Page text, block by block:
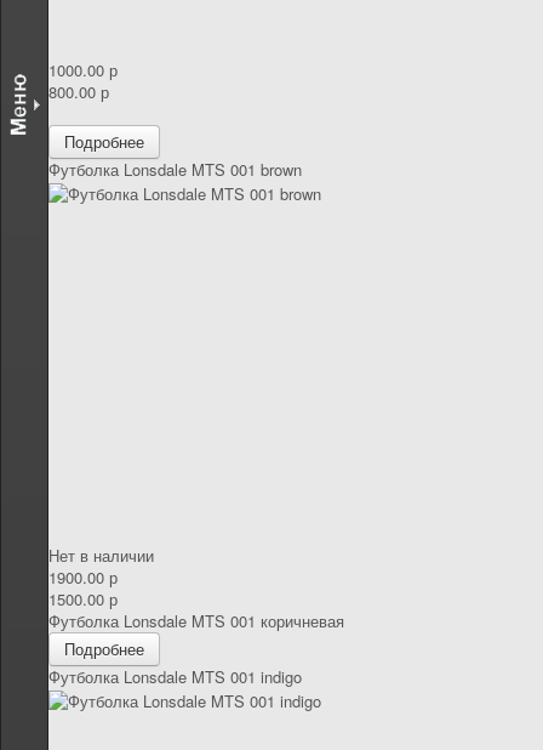
1000.00 р
800.00 р
Подробнее
Футболка Lonsdale MTS 001 brown
Нет в наличии
1900.00 р
1500.00 р
Футболка Lonsdale MTS 001 коричневая
Подробнее
Футболка Lonsdale MTS 001 indigo